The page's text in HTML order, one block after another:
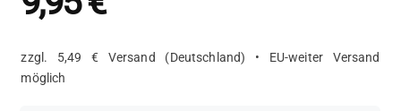
zzgl. 5,49 € Versand (Deutschland) • EU-weiter Versand
möglich